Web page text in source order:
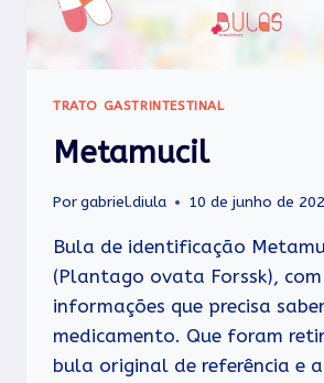
TRATO GASTRINTESTINAL
Metamucil
Porgabriel.diula 10 de junho de
Bula de identificação
(Plantago ovata Forssk),
informações que precisa
medicamento. Que foram
bula original de referência e